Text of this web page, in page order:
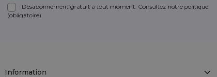
Désabonnement gratuit à tout moment. Consultez notre politique.
(obligatoire)
Information